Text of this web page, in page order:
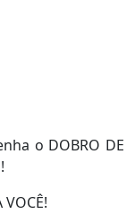
o DOBRO DE
VOCÊ!